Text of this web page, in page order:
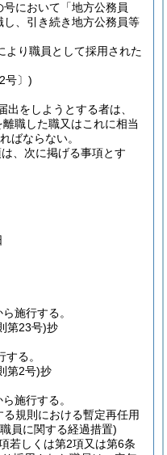
号において「地方公務員
し、引き続き地方公務員等
より職員として採用された
号〕)
出をしようとする者は、
離職した職又はこれに相当
ばならない。
、次に掲げる事項とす
施行する。
第23号)抄
る。
第2号)抄
施行する。
規則における暫定再任用
員に関する経過措置)
若しくは第2項又は第6条